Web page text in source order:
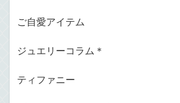
ご自愛アイテム
ジュエリーコラム＊
ティファニー